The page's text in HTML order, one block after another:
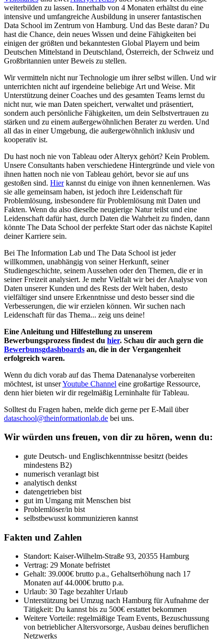
weiterbilden zu lassen. Innerhalb von 4 Monaten erhältst du eine
intensive und umfangreiche Ausbildung in unserer fantastischen
Data School im Zentrum von Hamburg. Und das Beste daran? Du
hast die Chance, dein neues Wissen und deine Fähigkeiten bei
einigen der größten und bekanntesten Global Playern und beim
Deutschen Mittelstand in Deutschland, Österreich, der Schweiz und
Großbritannien unter Beweis zu stellen.
Wir vermitteln nicht nur Technologie um ihrer selbst willen. Und wir
unterrichten nicht auf irgendeine beliebige Art und Weise. Mit
Unterstützung deiner Coaches und des gesamten Teams lernst du
nicht nur, wie man Daten speichert, verwaltet und präsentiert,
sondern auch persönliche Fähigkeiten, um dein Selbstvertrauen zu
stärken und zu einem außergewöhnlichen Berater zu werden. Und
all das in einer Umgebung, die außergewöhnlich inklusiv und
kooperativ ist.
Du hast noch nie von Tableau oder Alteryx gehört? Kein Problem.
Unsere Consultants haben verschiedene Hintergründe und viele von
ihnen hatten noch nie von Tableau gehört, bevor sie auf uns
gestoßen sind. Hierkannst du einige von ihnen kennenlernen. Was
sie alle gemeinsam haben, ist jedoch ihre Leidenschaft für
Problemlösung, insbesondere für Problemlösung mit Daten und
Fakten. Wenn du also dieselbe neugierige Natur teilst und eine
Leidenschaft dafür hast, durch Daten die Wahrheit zu finden, dann
könnte The Data School der perfekte Start oder das nächste Kapitel
deiner Karriere sein.
Bei The Information Lab und The Data School ist jeder
willkommen, unabhängig von seiner Herkunft, seiner
Studiengeschichte, seinem Aussehen oder den Themen, die er in
seiner Freizeit analysiert. Je mehr Vielfalt wir bei der Analyse von
Daten unserer Kunden und des Rests der Welt haben, desto
vielfältiger sind unsere Erkenntnisse und desto besser sind die
Verbesserungen, die wir erzielen können. Wir suchen nach
Leidenschaft für das Thema... zeig uns deine!
Eine Anleitung und Hilfestellung zu unserem
Bewerbungsprozess findest du hier. Schau dir auch gern die
Bewerbunsgdashboards an, die in der Vergangenheit
erfolgreich waren.
Wenn du dich vorab auf das Thema Datenanalyse vorbereiten
möchtest, ist unserYoutube Channel eine großartige Ressource,
denn hier bieten wir dir regelmäßig Lerninhalte für Tableau.
Solltest du Fragen haben, melde dich gerne per E-Mail über
dataschool@theinformationlab.de bei uns.
Wir würden uns freuen, von dir zu hören, wenn du:
gute Deutsch- und Englischkenntnisse besitzt (beides
mindestens B2)
numerisch veranlagt bist
analytisch denkst
datengetrieben bist
gut im Umgang mit Menschen bist
Problemlöser/in bist
selbstbewusst kommunizieren kannst
Fakten und Zahlen
Standort: Kaiser-Wilhelm-Straße 93, 20355 Hamburg
Vertrag: 29 Monate befristet
Gehalt: 39.000€ brutto p.a., Gehaltserhöhung nach 17
Monaten auf 44.000€ brutto p.a.
Urlaub: 30 Tage bezahlter Urlaub
Unterstützung bei Umzug nach Hamburg für Aufnahme der
Tätigkeit: Du kannst bis zu 500€ erstattet bekommen
Weitere Vorteile: regelmäßige Team Events, Bezuschussung
von betrieblicher Altersvorsorge, Ausbau deines beruflichen
Netzwerks